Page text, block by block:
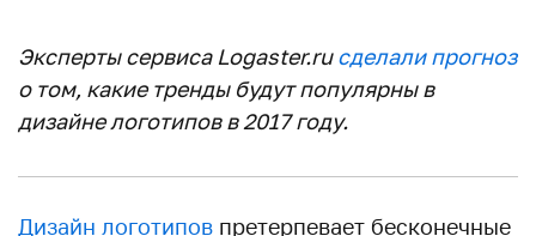
Эксперты сервиса Logaster.ruсделали прогноз
о том, какие тренды будут популярны в
дизайне логотипов в 2017 году.
Дизайн логотипов претерпевает бесконечные